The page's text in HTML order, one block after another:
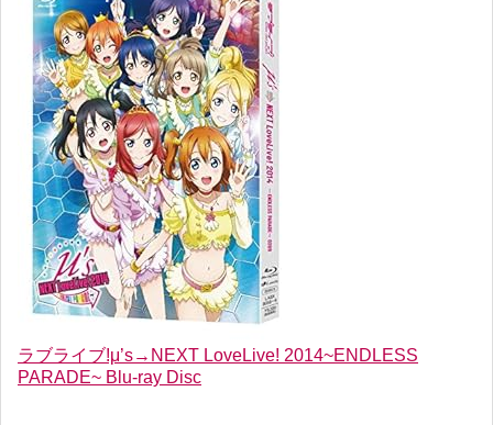
ラブライブ!μ’s→NEXT LoveLive! 2014~ENDLESS
PARADE~ Blu-ray Disc